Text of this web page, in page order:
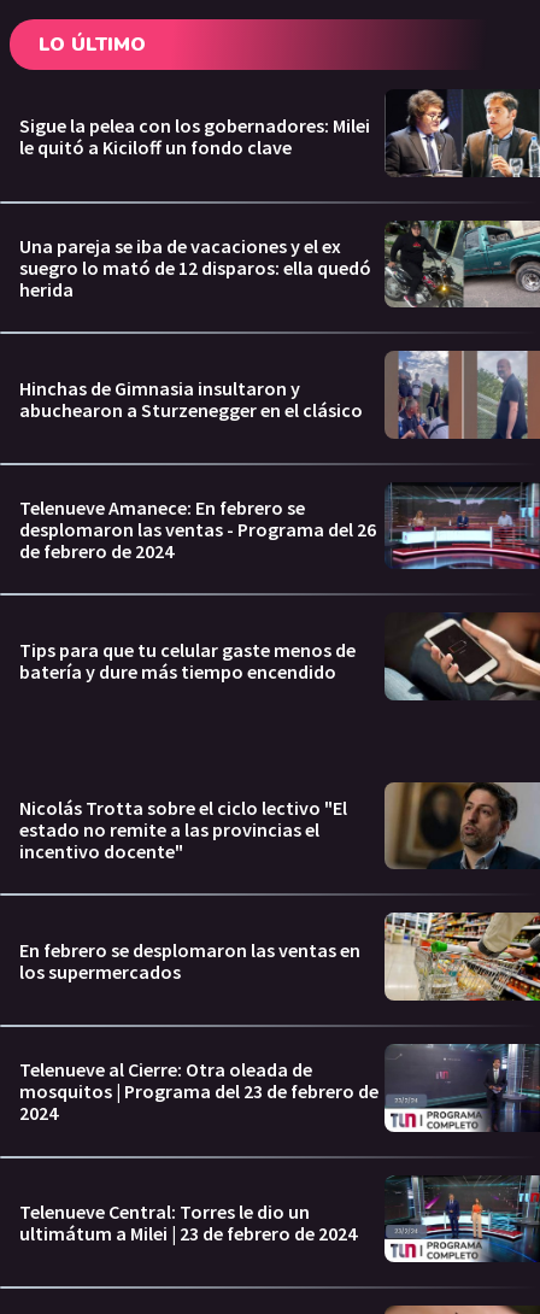
LO ÚLTIMO
Sigue la pelea con los gobernadores: Milei
le quitó a Kiciloff un fondo clave
Una pareja se iba de vacaciones y el ex
suegro lo mató de 12 disparos: ella quedó
herida
Hinchas de Gimnasia insultaron y
abuchearon a Sturzenegger en el clásico
Telenueve Amanece: En febrero se
desplomaron las ventas - Programa del 26
de febrero de 2024
Tips para que tu celular gaste menos de
batería y dure más tiempo encendido
Nicolás Trotta sobre el ciclo lectivo "El
estado no remite a las provincias el
incentivo docente"
En febrero se desplomaron las ventas en
los supermercados
Telenueve al Cierre: Otra oleada de
mosquitos | Programa del 23 de febrero de
2024
Telenueve Central: Torres le dio un
ultimátum a Milei | 23 de febrero de 2024